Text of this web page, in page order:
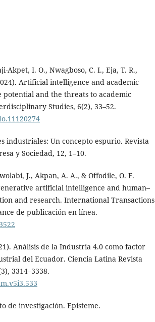
Akpet, I. O., Nwagboso, C. I., Eja, T. R.,
Artificial intelligence and academic
and the threats to academic
Studies, 6(2), 33–52.
industriales: Un concepto espurio. Revista
y Sociedad, 12, 1–10.
J., Akpan, A. A., & Offodile, O. F.
artificial intelligence and human–
and research. International Transactions
de publicación en línea.
Análisis de la Industria 4.0 como factor
del Ecuador. Ciencia Latina Revista
3314–3338.
de investigación. Episteme.